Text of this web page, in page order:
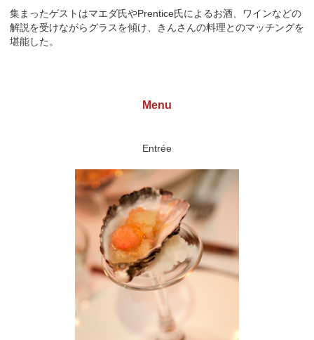
集まったゲストはマエダ氏やPrentice氏によるお酒、ワインなどの
解説を受けながらグラスを傾け、きんさんの料理とのマッチングを
堪能した。
Menu
Entrée